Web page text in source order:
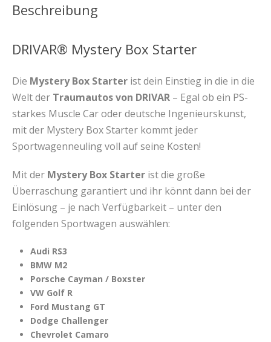
Beschreibung
DRIVAR® Mystery Box Starter
Die Mystery Box Starter ist dein Einstieg in die in die
Welt der Traumautos von DRIVAR – Egal ob ein PS-
starkes Muscle Car oder deutsche Ingenieurskunst,
mit der Mystery Box Starter kommt jeder
Sportwagenneuling voll auf seine Kosten!
Mit der Mystery Box Starter ist die große
Überraschung garantiert und ihr könnt dann bei der
Einlösung – je nach Verfügbarkeit – unter den
folgenden Sportwagen auswählen:
Audi RS3
BMW M2
Porsche Cayman / Boxster
VW Golf R
Ford Mustang GT
Dodge Challenger
Chevrolet Camaro